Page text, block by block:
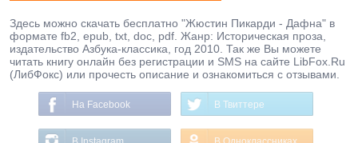
Здесь можно скачать бесплатно "Жюстин Пикарди - Дафна" в
формате fb2, epub, txt, doc, pdf. Жанр: Историческая проза,
издательство Азбука-классика, год 2010. Так же Вы можете
читать книгу онлайн без регистрации и SMS на сайте LibFox.Ru
(ЛибФокс) или прочесть описание и ознакомиться с отзывами.
На Facebook В Твиттере